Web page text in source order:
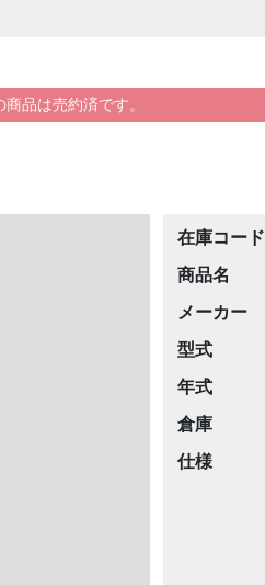
商品は売約済です。
在庫コード
商品名
メーカー
型式
年式
倉庫
仕様